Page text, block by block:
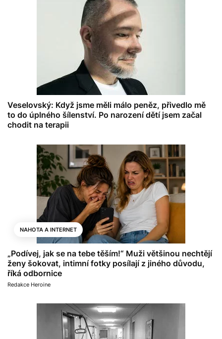
Veselovský: Když jsme měli málo peněz, přivedlo mě
to do úplného šílenství. Po narození dětí jsem začal
chodit na terapii
NAHOTA A INTERNET
„Podívej, jak se na tebe těším!“ Muži většinou nechtějí
ženy šokovat, intimní fotky posílají z jiného důvodu,
říká odbornice
Redakce Heroine